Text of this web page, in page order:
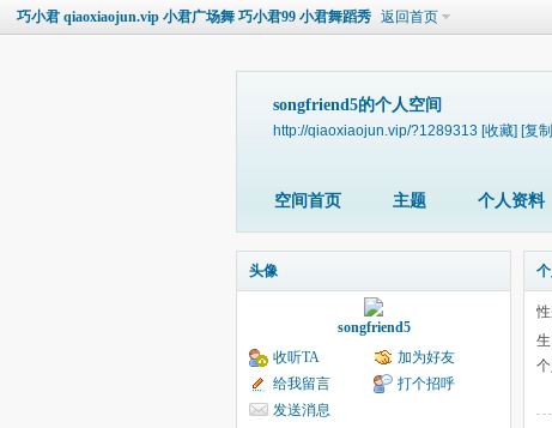
巧小君 qiaoxiaojun.vip 小君广场舞 巧小君99 小君舞蹈秀 返回首页
songfriend5的个人空间
http://qiaoxiaojun.vip/?1289313 [收藏] [复
空间首页 主题 个人资料
头像
songfriend5
收听TA
加为好友
给我留言
打个招呼
发送消息
性
生